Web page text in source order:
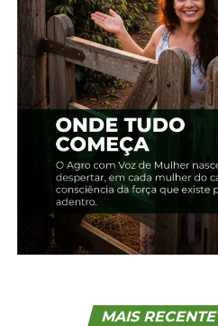
TÓPICOS RELACIONADOS:
LAVOURAS
MILHO
UP NEXT
Primeira safra de batata
toneladas no Paraná
NÃO PERCA
Confira a situação das
MAIS RECENTE